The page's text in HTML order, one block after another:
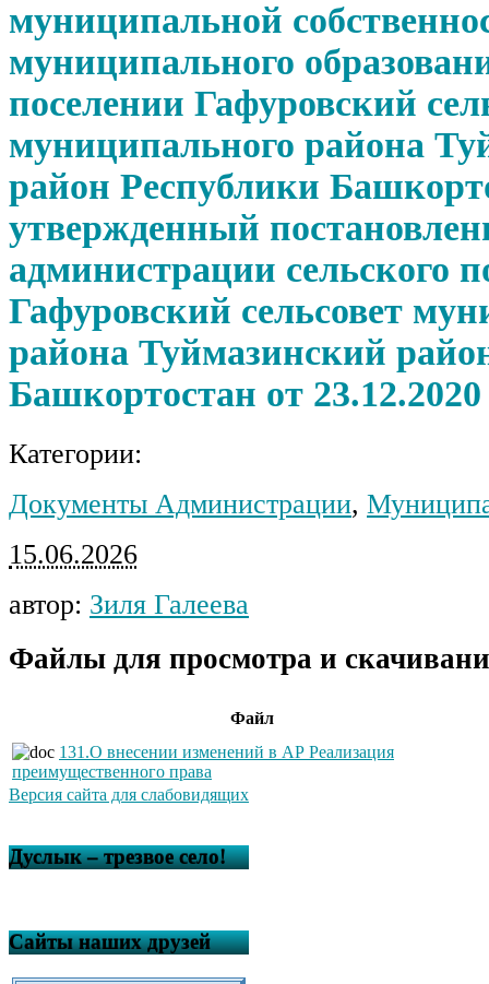
муниципальной
муниципального
поселении Гафуровский
муниципального района
район Республики
утвержденный
администрации сельского
Гафуровский сельсовет
района Туймазинский
Башкортостан от
Категории:
Документы Администрации,
15.06.2026
автор: Зиля Галеева
Файлы для просмотра и
Файл
131.О внесении изменений в АР Реализация
преимущественного права
Версия сайта для слабовидящих
Дуслык – трезвое село!
Сайты наших друзей